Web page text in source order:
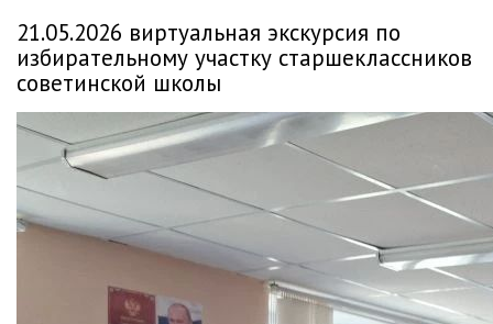
21.05.2026 виртуальная экскурсия по
избирательному участку старшеклассников
советинской школы